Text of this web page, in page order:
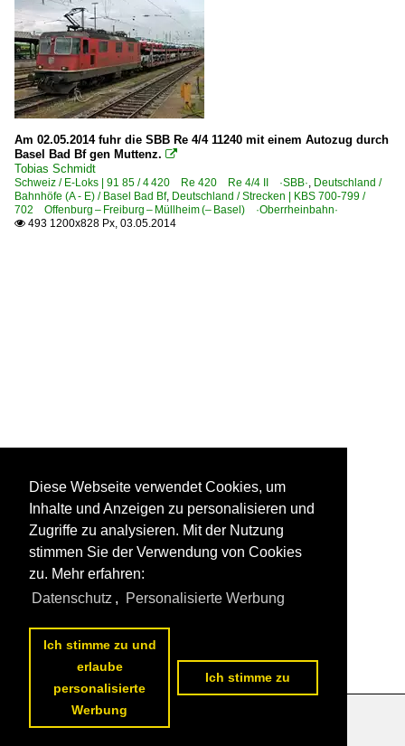
Am 02.05.2014 fuhr die SBB Re 4/4 11240 mit einem Autozug durch
Basel Bad Bf gen Muttenz. 
Tobias Schmidt
Schweiz / E-Loks | 91 85 / 4 420 Re 420 Re 4/4 II ·SBB· Deutschland /
Bahnhöfe (A - E) / Basel Bad Bf, Deutschland / Strecken | KBS 700-799 /
702 Offenburg – Freiburg – Müllheim (– Basel) ·Oberrheinbahn·
 493 1200x828 Px, 03.05.2014
Datenschutzerklärung
Diese Webseite verwendet Cookies, um
Inhalte und Anzeigen zu personalisieren und
Zugriffe zu analysieren. Mit der Nutzung
stimmen Sie der Verwendung von Cookies
zu. Mehr erfahren:
Datenschutz , Personalisierte Werbung
Ich stimme zu und
erlaube
personalisierte
Werbung
Ich stimme zu